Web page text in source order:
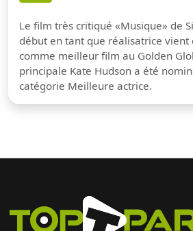
Le film très critiqué «Musique» de
début en tant que réalisatrice vient
comme meilleur film au Golden
principale Kate Hudson a été
catégorie Meilleure actrice.